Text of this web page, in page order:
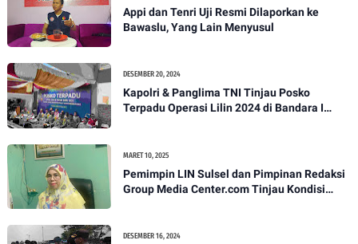
Appi dan Tenri Uji Resmi Dilaporkan ke
Bawaslu, Yang Lain Menyusul
DESEMBER 20, 2024
Kapolri & Panglima TNI Tinjau Posko
Terpadu Operasi Lilin 2024 di Bandara I
MARET 10, 2025
Pemimpin LIN Sulsel dan Pimpinan Redaksi
Group Media Center.com Tinjau Kondisi
DESEMBER 16, 2024